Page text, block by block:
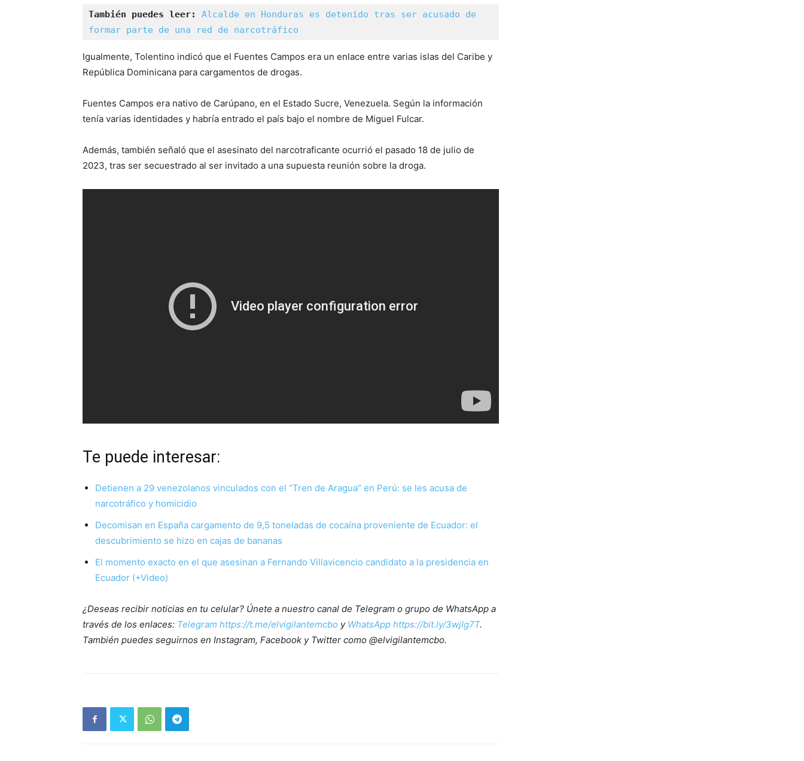
También puedes leer: Alcalde en Honduras es detenido tras ser acusado de
formar parte de una red de narcotráfico
Igualmente, Tolentino indicó que el Fuentes Campos era un enlace entre varias islas del Caribe y
República Dominicana para cargamentos de drogas.
Fuentes Campos era nativo de Carúpano, en el Estado Sucre, Venezuela. Según la información
tenía varias identidades y habría entrado el país bajo el nombre de Miguel Fulcar.
Además, también señaló que el asesinato del narcotraficante ocurrió el pasado 18 de julio de
2023, tras ser secuestrado al ser invitado a una supuesta reunión sobre la droga.
Te puede interesar:
Detienen a 29 venezolanos vinculados con el “Tren de Aragua” en Perú: se les acusa de
narcotráfico y homicidio
Decomisan en España cargamento de 9,5 toneladas de cocaína proveniente de Ecuador: el
descubrimiento se hizo en cajas de bananas
El momento exacto en el que asesinan a Fernando Villavicencio candidato a la presidencia en
Ecuador (+Video)
¿Deseas recibir noticias en tu celular? Únete a nuestro canal de Telegram o grupo de WhatsApp a
través de los enlaces: Telegram https://t.me/elvigilantemcbo y WhatsApp https://bit.ly/3wjIg7T.
También puedes seguirnos en Instagram, Facebook y Twitter como @elvigilantemcbo.